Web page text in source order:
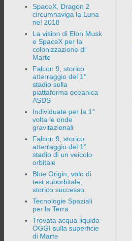
SpaceX, Dragon 2
circumnaviga la Luna
nel 2018
La vision di Elon Musk
e SpaceX per la
colonizzazione di
Marte
Falcon 9, storico
atterraggio del 1°
stadio sulla
piattaforma oceanica
ASDS
Individuate per la 1°
volta le onde
gravitazionali
Falcon 9, storico
atterraggio del 1°
stadio di un veicolo
orbitale
Blue Origin, volo di
test suborbitale,
storico successo
Tecnologie Spaziali
per la Terra
Trovata acqua liquida
OGGI sulla superficie
di Marte